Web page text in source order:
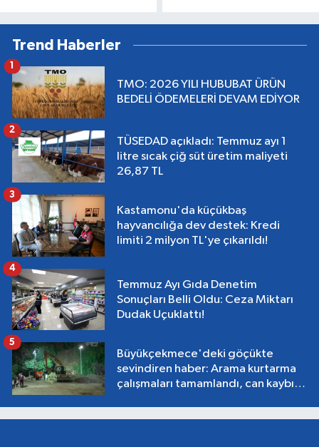
Trend Haberler
TMO: 2026 YILI HUBUBAT ÜRÜN
BEDELİ ÖDEMELERİ DEVAM EDİYOR
1
TÜSEDAD açıkladı: Temmuz ayı 1
litre sıcak çiğ süt üretim maliyeti
26,87 TL
2
Kastamonu'da küçükbaş
hayvancılığa dev destek: Kredi
limiti 2 milyon TL'ye çıkarıldı!
3
Temmuz Ayı Gıda Denetim
Sonuçları Belli Oldu: Ceza Miktarı
Dudak Uçuklattı!
4
Büyükçekmece'deki göçükte
sevindiren haber: Arama kurtarma
çalışmaları tamamlandı, can kaybı
5